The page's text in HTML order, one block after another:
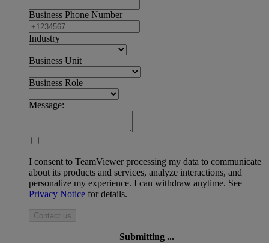
Business Phone Number
Industry
Business Unit
Business Role
Message:
I consent to TeamViewer processing my data to communicate
about its products and services, analyze interactions, and
personalize my experience. I can withdraw anytime. See
Privacy Notice for details.
Contact us
Submitting ...